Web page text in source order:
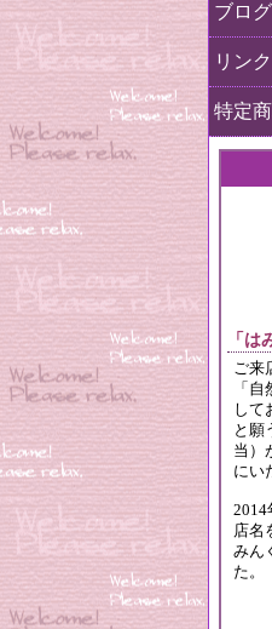
ブログ
リンク
特定
「
ご来
「
して
と願
当）
にい
2014
店名
みん
た。